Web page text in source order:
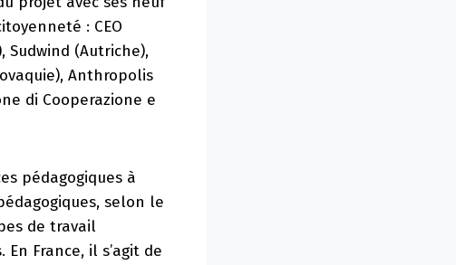
: CEO
Sudwind (Autriche),
Anthropolis
di Cooperazione e
pédagogiques à
selon le
de travail
France, il s’agit de